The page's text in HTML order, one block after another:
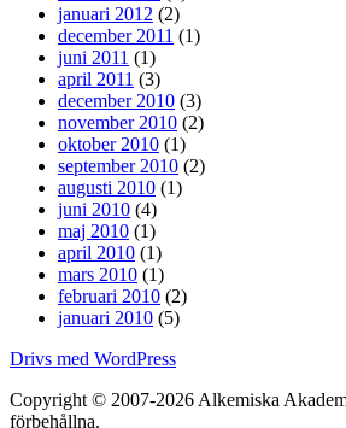
januari 2012 (2)
december 2011 (1)
juni 2011 (1)
april 2011 (3)
december 2010 (3)
november 2010 (2)
oktober 2010 (1)
september 2010 (2)
augusti 2010 (1)
juni 2010 (4)
maj 2010 (1)
april 2010 (1)
mars 2010 (1)
februari 2010 (2)
januari 2010 (5)
Drivs med WordPress
Copyright © 2007-2026 Alkemiska
förbehållna.